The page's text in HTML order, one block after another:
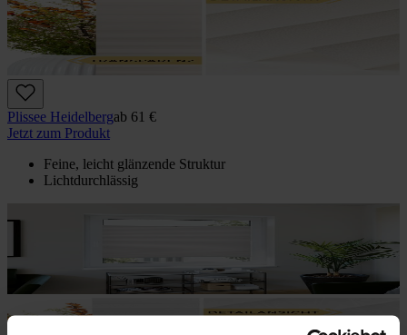
Plissee Heidelbergab 61 €
Jetzt zum Produkt
Feine, leicht glänzende Struktur
Lichtdurchlässig